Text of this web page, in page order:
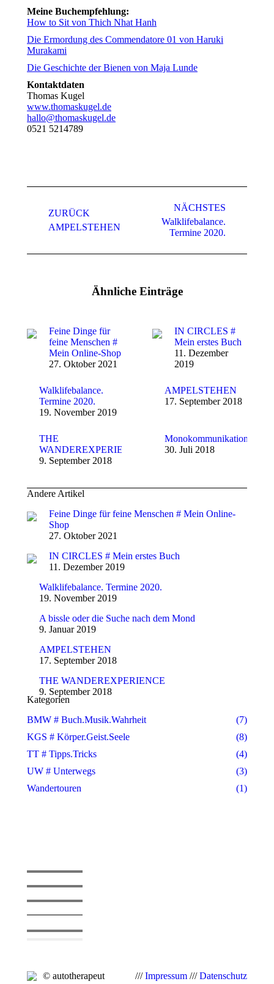
Meine Buchempfehlung:
How to Sit von Thich Nhat Hanh
Die Ermordung des Commendatore 01 von Haruki
Murakami
Die Geschichte der Bienen von Maja Lunde
Kontaktdaten
Thomas Kugel
www.thomaskugel.de
hallo@thomaskugel.de
0521 5214789
ZURÜCK
Vorheriger
AMPELSTEHEN
NÄCHSTES
Nächster
Beitrag:
Walklifebalance.
Termine 2020.
Ähnliche Einträge
Feine Dinge für
feine Menschen #
Mein Online-Shop
27. Oktober 2021
IN CIRCLES #
Mein erstes Buch
11. Dezember
2019
Walklifebalance.
Termine 2020.
19. November 2019
AMPELSTEHEN
17. September 2018
THE
WANDEREXPERIENCE
9. September 2018
Monokommunikation
30. Juli 2018
Andere Artikel
Feine Dinge für feine Menschen # Mein Online-
Shop
27. Oktober 2021
IN CIRCLES # Mein erstes Buch
11. Dezember 2019
Walklifebalance. Termine 2020.
19. November 2019
A bissle oder die Suche nach dem Mond
9. Januar 2019
AMPELSTEHEN
17. September 2018
THE WANDEREXPERIENCE
9. September 2018
Kategorien
BMW # Buch.Musik.Wahrheit
(7)
KGS # Körper.Geist.Seele
(8)
TT # Tipps.Tricks
(4)
UW # Unterwegs
(3)
Wandertouren
(1)
© autotherapeut ///Impressum ///Datenschutz